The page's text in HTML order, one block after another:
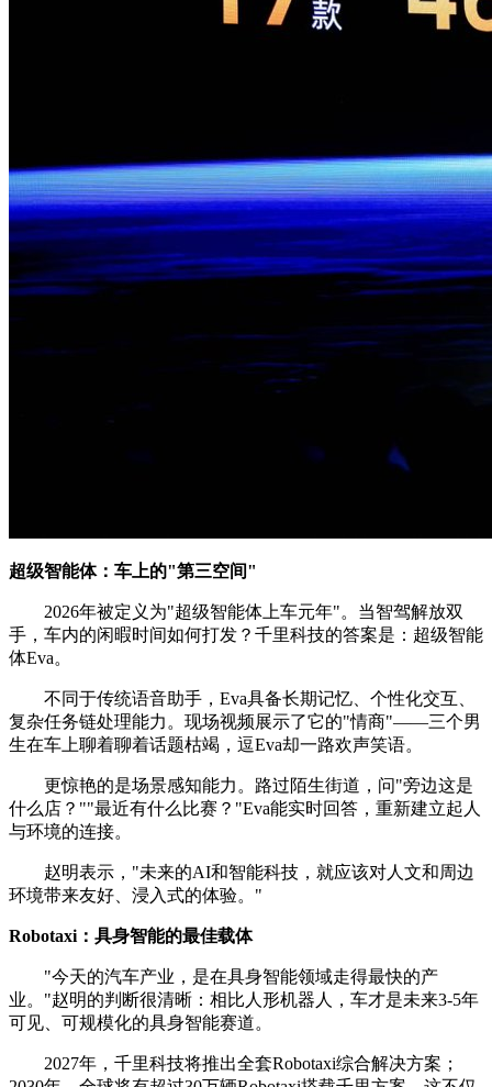
超级智能体：车上的"第三空间"
2026年被定义为"超级智能体上车元年"。当智驾解放双
手，车内的闲暇时间如何打发？千里科技的答案是：超级智能
体Eva。
不同于传统语音助手，Eva具备长期记忆、个性化交互、
复杂任务链处理能力。现场视频展示了它的"情商"——三个男
生在车上聊着聊着话题枯竭，逗Eva却一路欢声笑语。
更惊艳的是场景感知能力。路过陌生街道，问"旁边这是
什么店？""最近有什么比赛？"Eva能实时回答，重新建立起人
与环境的连接。
赵明表示，"未来的AI和智能科技，就应该对人文和周边
环境带来友好、浸入式的体验。"
Robotaxi：具身智能的最佳载体
"今天的汽车产业，是在具身智能领域走得最快的产
业。"赵明的判断很清晰：相比人形机器人，车才是未来3-5年
可见、可规模化的具身智能赛道。
2027年，千里科技将推出全套Robotaxi综合解决方案；